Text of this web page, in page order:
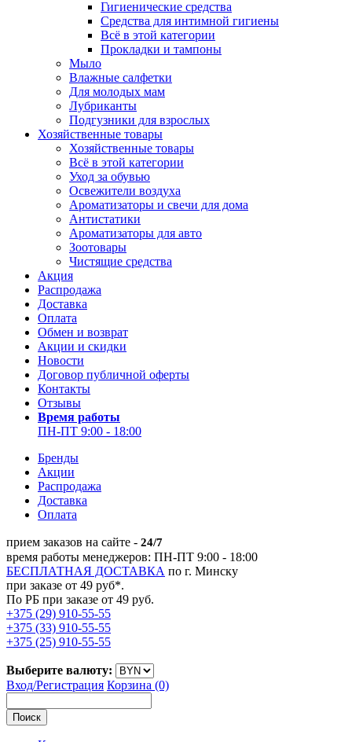
Гигиенические средства
Средства для интимной гигиены
Всё в этой категории
Прокладки и тампоны
Мыло
Влажные салфетки
Для молодых мам
Лубриканты
Подгузники для взрослых
Хозяйственные товары
Хозяйственные товары
Всё в этой категории
Уход за обувью
Освежители воздуха
Ароматизаторы и свечи для дома
Антистатики
Ароматизаторы для авто
Зоотовары
Чистящие средства
Акция
Распродажа
Доставка
Оплата
Обмен и возврат
Акции и скидки
Новости
Договор публичной оферты
Контакты
Отзывы
Время работы
ПН-ПТ 9:00 - 18:00
Бренды
Акции
Распродажа
Доставка
Оплата
прием заказов на сайте - 24/7
время работы менеджеров: ПН-ПТ 9:00 - 18:00
БЕСПЛАТНАЯ ДОСТАВКА по г. Минску
при заказе от 49 руб*.
По РБ при заказе от 49 руб.
+375 (29) 910-55-55
+375 (33) 910-55-55
+375 (25) 910-55-55
Выберите валюту:
Вход/Регистрация Корзина (0)
Поиск